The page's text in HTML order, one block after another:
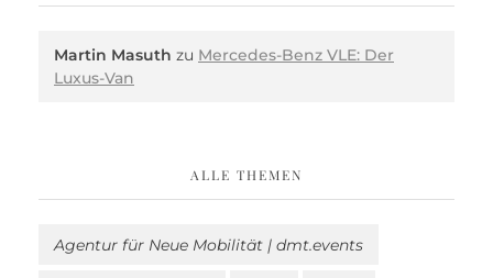
Martin Masuth zu Mercedes-Benz VLE: Der
Luxus-Van
ALLE THEMEN
Agentur für Neue Mobilität | dmt.events